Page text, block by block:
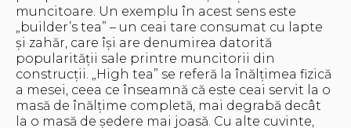
muncitoare. Un exemplu în acest sens este
„builder’s tea” – un ceai tare consumat cu lapte
și zahăr, care își are denumirea datorită
popularității sale printre muncitorii din
construcții. „High tea” se referă la înălțimea fizică
a mesei, ceea ce înseamnă că este ceai servit la o
masă de înălțime completă, mai degrabă decât
la o masă de ședere mai joasă. Cu alte cuvinte,